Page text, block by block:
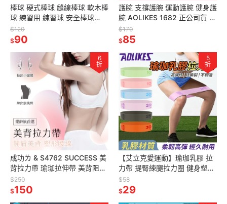
棒球 硬式棒球 縫線棒球 軟木棒
球 練習用 練習球 安全棒球
S4101 成功 SUCCESS 運動 體
育
$120
$90
護腕 支撐護腕 運動護腕 健身護
腕 AOLIKES 1682 正公司貨 手
托 運動護具 重訓護具 護具 護
手腕
$170
$85
6
折
成功ㄌ & S4762 SUCCESS 美
背拉力帶 瑜珈拉伸帶 美背阻力
帶 美背彈力帶 拉力帶 發票
$250
$150
5
折
【艾立克愛運動】瑜珈乳膠 拉
力帶 提臀練腿拉力圈 健身塑形
腿運動核心力量 AOLIKES
3619 正公司貨 附發票
$58
$29